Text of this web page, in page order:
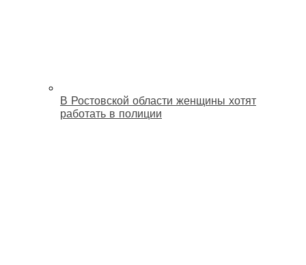
В Ростовской области женщины хотят
работать в полиции